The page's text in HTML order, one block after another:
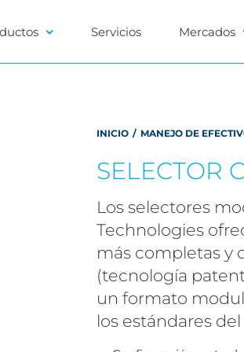
Servicios Mercados
INICIO / MANEJO DE
SELECTOR
Los selectores
Technologies
más completas y
(tecnología
un formato
los estándares